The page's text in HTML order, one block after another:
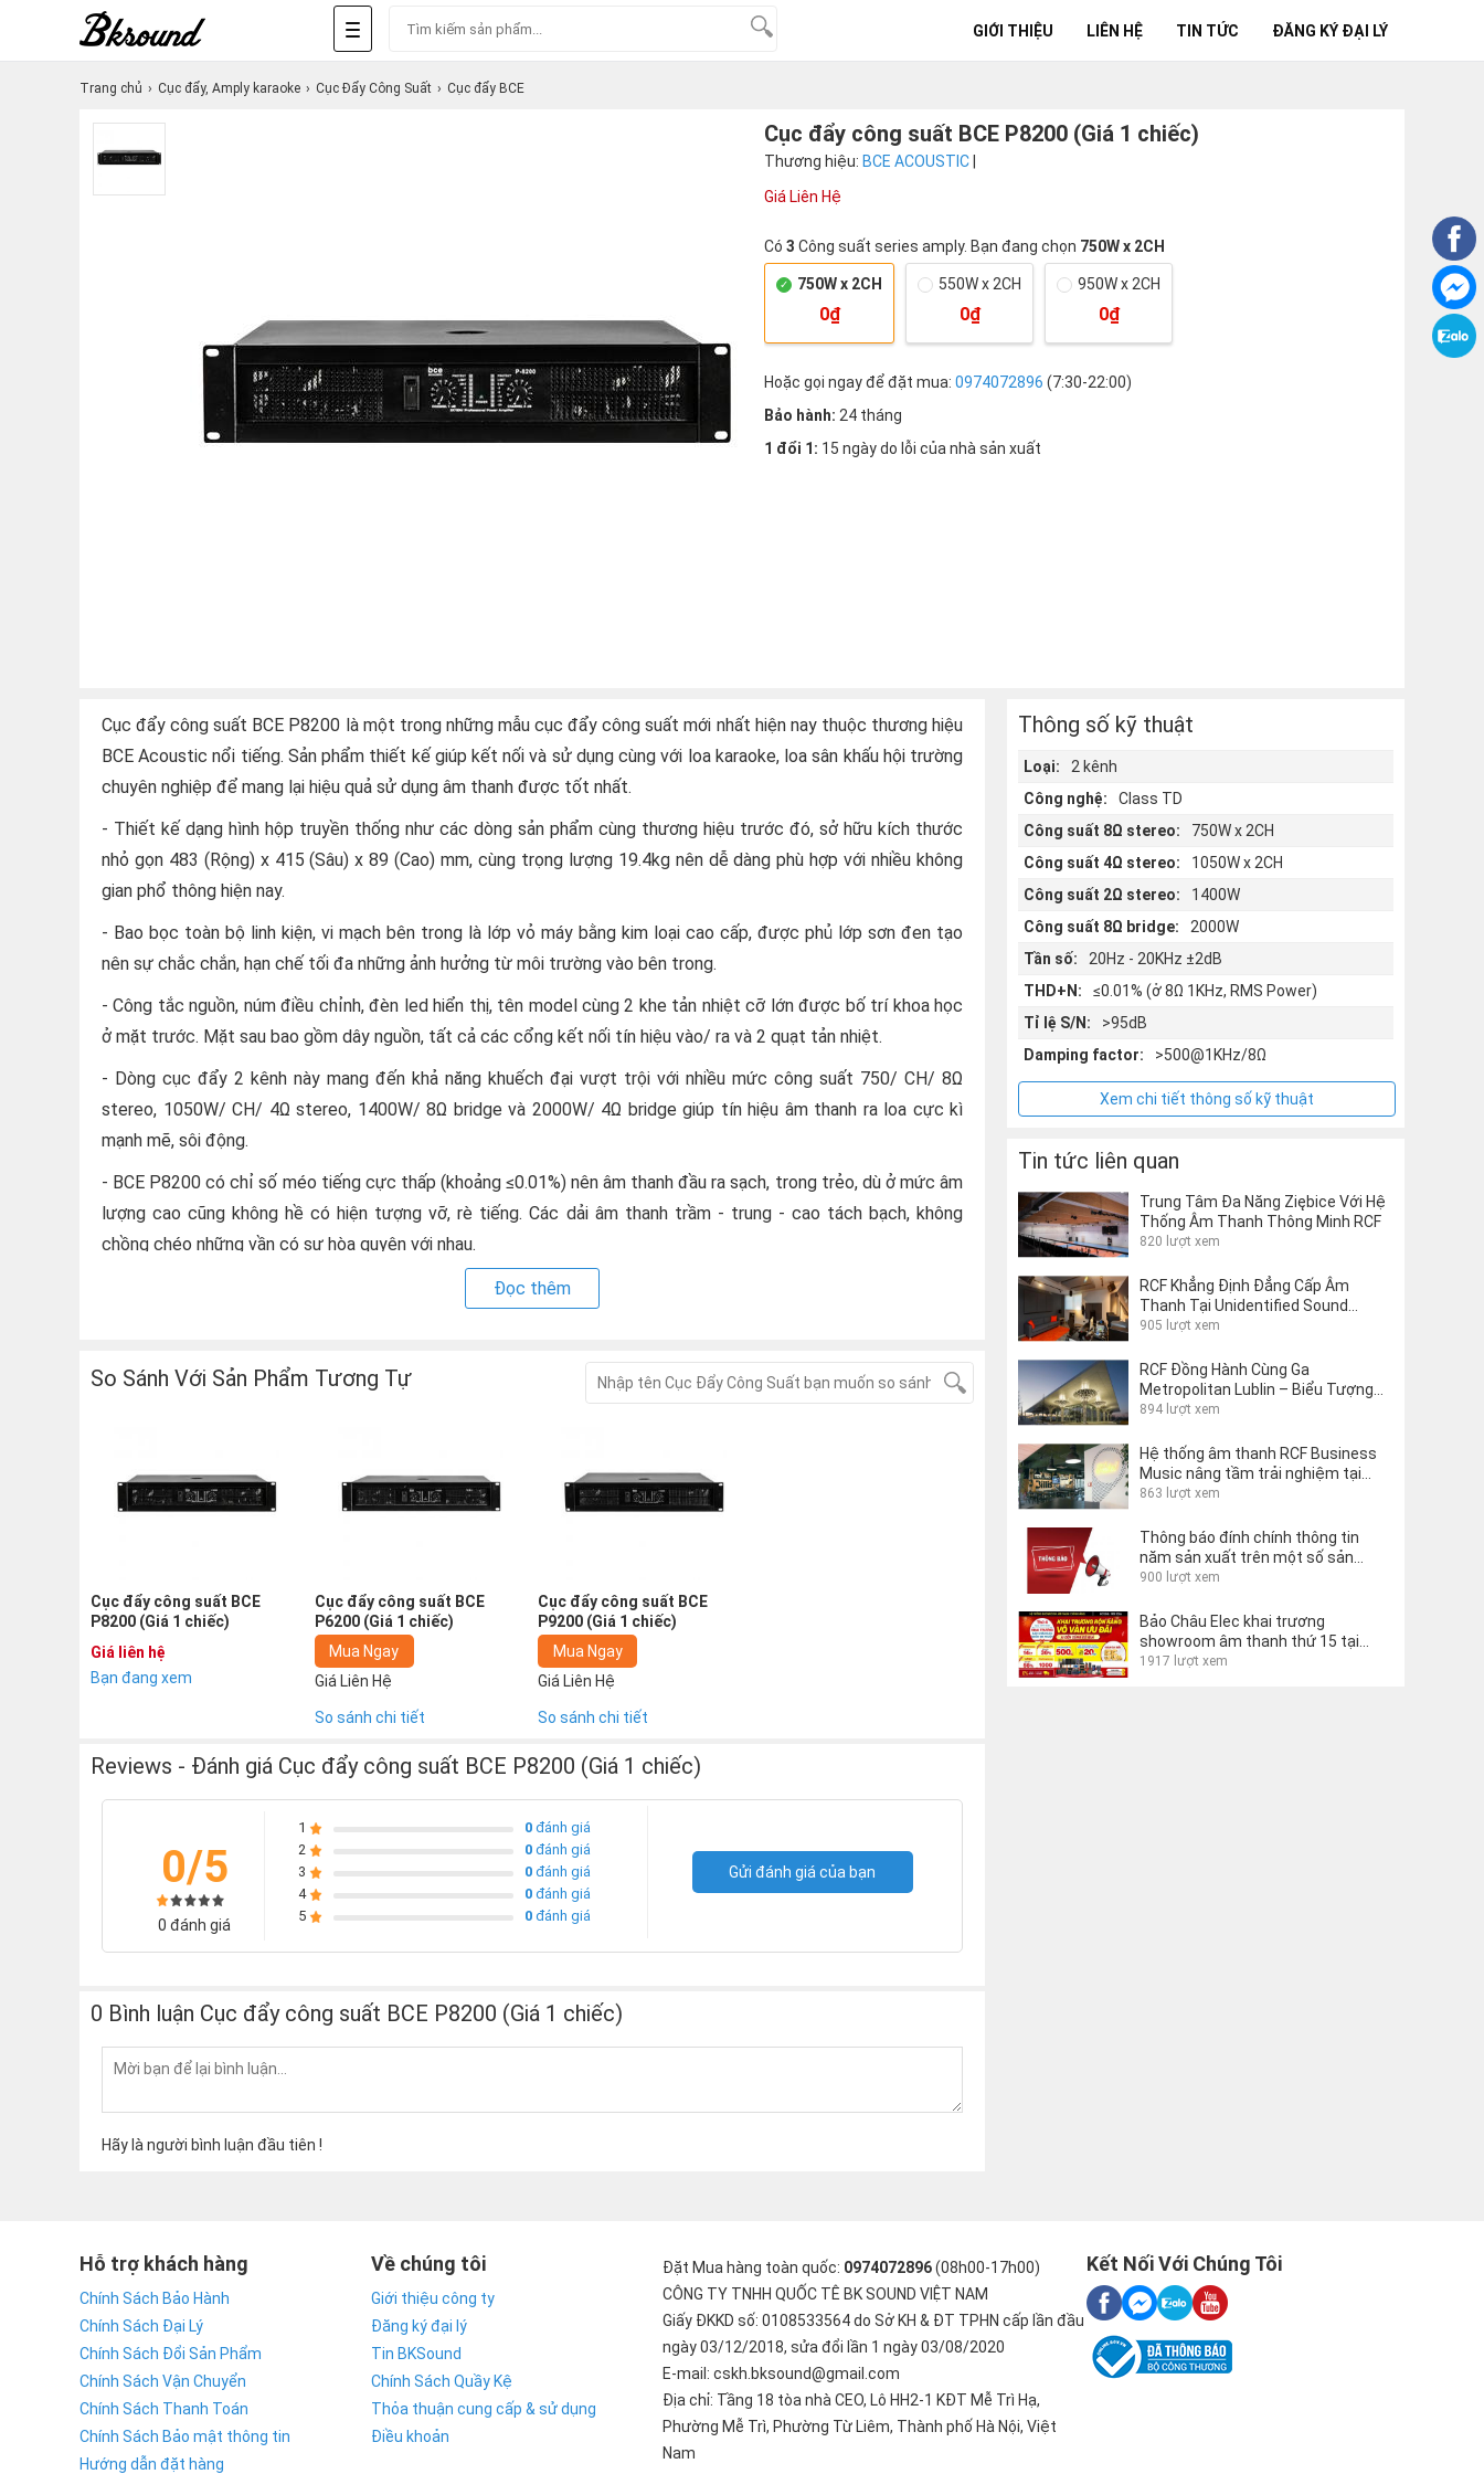
GIỚI THIỆU LIÊN HỆ TIN TỨC ĐĂNG KÝ ĐẠI LÝ
Trang chủ Cục đẩy, Amply karaoke Cục Đẩy Công Suất Cục đẩy BCE
Cục đẩy công suất BCE P8200 (Giá 1 chiếc)
Thương hiệu: BCE ACOUSTIC
Giá Liên Hệ
Có 3 Công suất series amply. Bạn đang chọn 750W x 2CH
750W x 2CH
0₫
550W x 2CH
0₫
950W x 2CH
0₫
Hoặc gọi ngay để đặt mua: 0974072896 (7:30-22:00)
Bảo hành: 24 tháng
1 đổi 1: 15 ngày do lỗi của nhà sản xuất
Cục đẩy công suất BCE P8200 là một trong những mẫu cục đẩy công suất mới nhất hiện nay thuộc thương hiệu
BCE Acoustic nổi tiếng. Sản phẩm thiết kế giúp kết nối và sử dụng cùng với loa karaoke, loa sân khấu hội trường
chuyên nghiệp để mang lại hiệu quả sử dụng âm thanh được tốt nhất.
- Thiết kế dạng hình hộp truyền thống như các dòng sản phẩm cùng thương hiệu trước đó, sở hữu kích thước
nhỏ gọn 483 (Rộng) x 415 (Sâu) x 89 (Cao) mm, cùng trọng lượng 19.4kg nên dễ dàng phù hợp với nhiều không
gian phổ thông hiện nay.
- Bao bọc toàn bộ linh kiện, vi mạch bên trong là lớp vỏ máy bằng kim loại cao cấp, được phủ lớp sơn đen tạo
nên sự chắc chắn, hạn chế tối đa những ảnh hưởng từ môi trường vào bên trong.
- Công tắc nguồn, núm điều chỉnh, đèn led hiển thị, tên model cùng 2 khe tản nhiệt cỡ lớn được bố trí khoa học
ở mặt trước. Mặt sau bao gồm dây nguồn, tất cả các cổng kết nối tín hiệu vào/ ra và 2 quạt tản nhiệt.
- Dòng cục đẩy 2 kênh này mang đến khả năng khuếch đại vượt trội với nhiều mức công suất 750/ CH/ 8Ω
stereo, 1050W/ CH/ 4Ω stereo, 1400W/ 8Ω bridge và 2000W/ 4Ω bridge giúp tín hiệu âm thanh ra loa cực kì
mạnh mẽ, sôi động.
- BCE P8200 có chỉ số méo tiếng cực thấp (khoảng ≤0.01%) nên âm thanh đầu ra sạch, trong trẻo, dù ở mức âm
lượng cao cũng không hề có hiện tượng vỡ, rè tiếng. Các dải âm thanh trầm - trung - cao tách bạch, không
chồng chéo những vần có sự hòa quyện với nhau.
- Sử dụng mạch khuếch đại Class TD mang đến hiệu suất cao, công suất khủng, tiết kiệm điện năng mà ân thanh
- Bộ tản nhiệt cùng hệ thống làm mát giúp thiết bị luôn hoạt động ở mức nhiệt ổn định, nhờ vậy mà các linh kiện
được bảo vệ giúp công suất ra lớn hơn.
+ Bộ kiểm soát công suất giúp bảo vệ loa tránh bị sốc.
+ Bộ bảo vệ đầu ra cho loa cho phép cục đẩy này có thể hoạt động dưới các điều kiện khắc nghiệt nhất.
vệ lỗi hoàn toàn bên trong.
Đọc thêm
So Sánh Với Sản Phẩm Tương Tự
Cục đẩy công suất BCE
P8200 (Giá 1 chiếc)
Giá liên hệ
Bạn đang xem
Cục đẩy công suất BCE
P6200 (Giá 1 chiếc)
Mua Ngay
Giá Liên Hệ
So sánh chi tiết
Cục đẩy công suất BCE
P9200 (Giá 1 chiếc)
Mua Ngay
Giá Liên Hệ
So sánh chi tiết
Reviews - Đánh giá Cục đẩy công suất BCE P8200 (Giá 1 chiếc)
0/5
0 đánh giá
1 0đánh giá
2
0đánh giá
3
0đánh giá
4
0đánh giá
5
0đánh giá
Gửi đánh giá của bạn
0 Bình luận Cục đẩy công suất BCE P8200 (Giá 1 chiếc)
Hãy là người bình luận đầu tiên !
Thông số kỹ thuật
Loại:
2 kênh
Công nghệ:
Class TD
Công suất 8Ω stereo:
750W x 2CH
Công suất 4Ω stereo:
1050W x 2CH
Công suất 2Ω stereo:
1400W
Công suất 8Ω bridge:
2000W
Tần số:
20Hz - 20KHz ±2dB
THD+N:
≤0.01% (ở 8Ω 1KHz, RMS Power)
Tỉ lệ S/N:
>95dB
Damping factor:
>500@1KHz/8Ω
Xem chi tiết thông số kỹ thuật
Tin tức liên quan
Trung Tâm Đa Năng Ziębice Với Hệ
Thống Âm Thanh Thông Minh RCF
820 lượt xem
RCF Khẳng Định Đẳng Cấp Âm
Thanh Tại Unidentified Sound
Object Studio Của Matteo Milani
905 lượt xem
RCF Đồng Hành Cùng Ga
Metropolitan Lublin – Biểu Tượng
Kiến Trúc Giao Thông Thế Giới
894 lượt xem
Hệ thống âm thanh RCF Business
Music nâng tầm trải nghiệm tại
Lecco Hostel, Ý
863 lượt xem
Thông báo đính chính thông tin
năm sản xuất trên một số sản
phẩm
900 lượt xem
Bảo Châu Elec khai trương
showroom âm thanh thứ 15 tại
Buôn Ma Thuột
1917 lượt xem
Hỗ trợ khách hàng
Chính Sách Bảo Hành
Chính Sách Đại Lý
Chính Sách Đổi Sản Phẩm
Chính Sách Vận Chuyển
Chính Sách Thanh Toán
Chính Sách Bảo mật thông tin
Hướng dẫn đặt hàng
Về chúng tôi
Giới thiệu công ty
Đăng ký đại lý
Tin BKSound
Chính Sách Quầy Kệ
Thỏa thuận cung cấp & sử dụng
Điều khoản
Đặt Mua hàng toàn quốc: 0974072896(08h00-17h00)
CÔNG TY TNHH QUỐC TÊ BK SOUND VIỆT NAM
Giấy ĐKKD số: 0108533564 do Sở KH & ĐT TPHN cấp lần đầu
ngày 03/12/2018, sửa đổi lần 1 ngày 03/08/2020
E-mail: cskh.bksound@gmail.com
Địa chỉ: Tầng 18 tòa nhà CEO, Lô HH2-1 KĐT Mễ Trì Hạ,
Phường Mễ Trì, Phường Từ Liêm, Thành phố Hà Nội, Việt
Nam
Kết Nối Với Chúng Tôi